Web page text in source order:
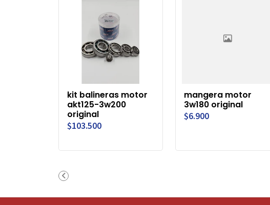
kit balineras motor
akt125-3w200
original
$103.500
mangera motor
3w180 original
$6.900